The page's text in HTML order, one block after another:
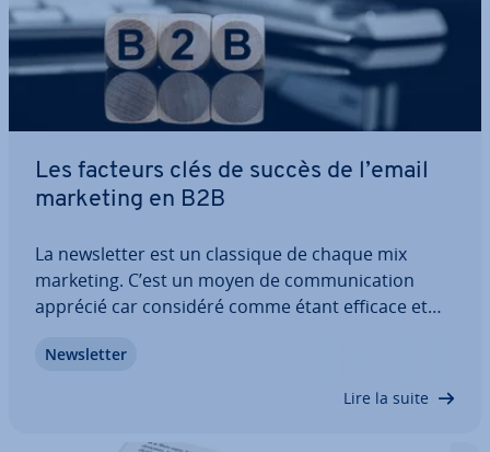
Les facteurs clés de succès de l’email
marketing en B2B
La news­let­ter est un classique de chaque mix
marketing. C’est un moyen de com­mu­ni­ca­tion
apprécié car considéré comme étant efficace et
du marketing ne jurent que par la per­son­na­li­sa­
News­let­ter
Lire la suite